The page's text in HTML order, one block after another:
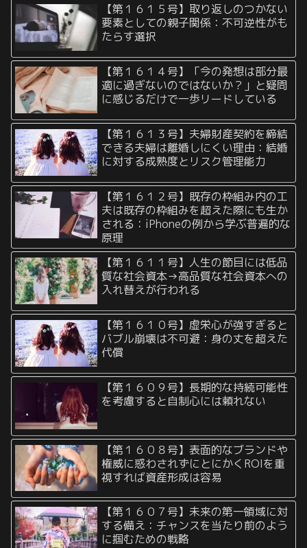
【第１６１５号】取り返しのつかない
要素としての親子関係：不可逆性がも
たらす選択
【第１６１４号】「今の発想は部分最
適に過ぎないのではないか？」と疑問
に感じるだけで一歩リードしている
【第１６１３号】夫婦財産契約を締結
できる夫婦は離婚しにくい理由：結婚
に対する成熟度とリスク管理能力
【第１６１２号】既存の枠組み内の工
夫は既存の枠組みを超えた際にも生か
される：iPhoneの例から学ぶ普遍的な
原理
【第１６１１号】人生の節目には低品
質な社会資本→高品質な社会資本への
入れ替えが行われる
【第１６１０号】虚栄心が強すぎると
バブル崩壊は不可避：身の丈を超えた
代償
【第１６０９号】長期的な持続可能性
を考慮すると自制心には頼れない
【第１６０８号】表面的なブランドや
権威に惑わされずにとにかくROIを重
視すれば資産形成は容易
【第１６０７号】未来の第一領域に対
する備え：チャンスを当たり前のよう
に掴むための戦略